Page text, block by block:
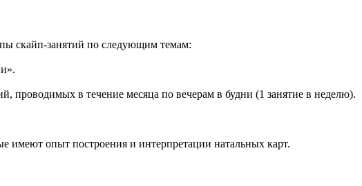
скайп-занятий по следующим темам:
проводимых в течение месяца по вечерам в будни (1 занятие в неделю).
имеют опыт построения и интерпретации натальных карт.